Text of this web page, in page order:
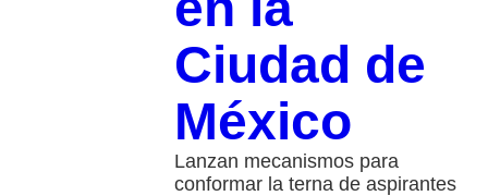
Ciudad de
México
Lanzan mecanismos para
conformar la terna de aspirantes